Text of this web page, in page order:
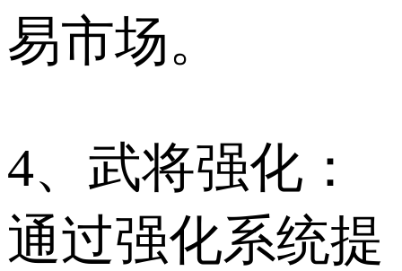
易市场。
4、武将强化：
通过强化系统提